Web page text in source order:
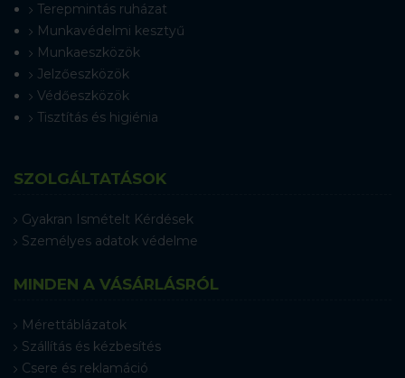
Terepmintás ruházat
Munkavédelmi kesztyű
Munkaeszközök
Jelzőeszközök
Védőeszközök
Tisztítás és higiénia
SZOLGÁLTATÁSOK
Gyakran Ismételt Kérdések
Személyes adatok védelme
MINDEN A VÁSÁRLÁSRÓL
Mérettáblázatok
Szállítás és kézbesítés
Csere és reklamáció